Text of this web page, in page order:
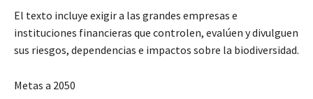
El texto incluye exigir a las grandes empresas e
instituciones financieras que controlen, evalúen y divulguen
sus riesgos, dependencias e impactos sobre la biodiversidad.
Metas a 2050